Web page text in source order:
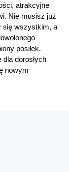
atrakcyjne
Nie musisz już
się wszystkim, a
posiłek.
dorosłych
nowym